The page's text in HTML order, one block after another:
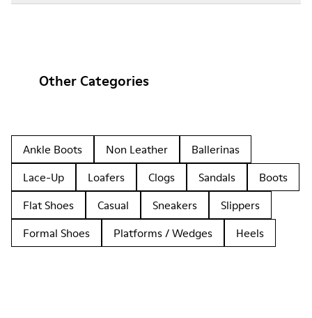
Other Categories
Ankle Boots Non Leather
Ballerinas
Lace-Up
Loafers Clogs Sandals
Boots
Flat Shoes
Casual Sneakers
Slippers
Formal Shoes
Platforms / Wedges Heels